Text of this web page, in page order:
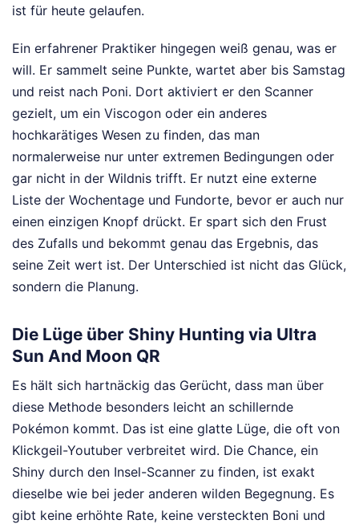
ist für heute gelaufen.
Ein erfahrener Praktiker hingegen weiß genau, was er
will. Er sammelt seine Punkte, wartet aber bis Samstag
und reist nach Poni. Dort aktiviert er den Scanner
gezielt, um ein Viscogon oder ein anderes
hochkarätiges Wesen zu finden, das man
normalerweise nur unter extremen Bedingungen oder
gar nicht in der Wildnis trifft. Er nutzt eine externe
Liste der Wochentage und Fundorte, bevor er auch nur
einen einzigen Knopf drückt. Er spart sich den Frust
des Zufalls und bekommt genau das Ergebnis, das
seine Zeit wert ist. Der Unterschied ist nicht das Glück,
sondern die Planung.
Die Lüge über Shiny Hunting via Ultra
Sun And Moon QR
Es hält sich hartnäckig das Gerücht, dass man über
diese Methode besonders leicht an schillernde
Pokémon kommt. Das ist eine glatte Lüge, die oft von
Klickgeil-Youtuber verbreitet wird. Die Chance, ein
Shiny durch den Insel-Scanner zu finden, ist exakt
dieselbe wie bei jeder anderen wilden Begegnung. Es
gibt keine erhöhte Rate, keine versteckten Boni und